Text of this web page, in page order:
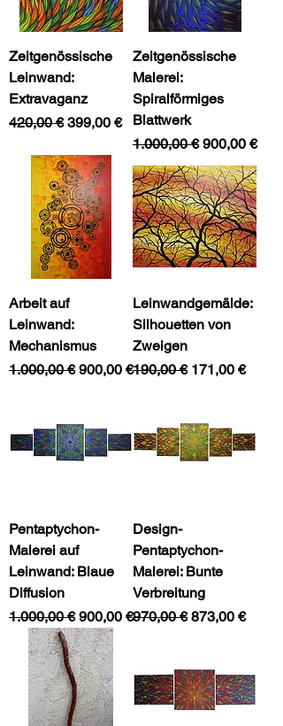
Zeitgenössische
Leinwand:
Extravaganz
Standardpreis
420,00 € Sale-Preis
399,00 €
Zeitgenössische
Malerei:
Spiralförmiges
Blattwerk
Standardpreis
1.000,00 € Sale-Preis
900,00 €
Arbeit auf
Leinwand:
Mechanismus
Standardpreis
1.000,00 € Sale-Preis
900,00 €
Leinwandgemälde:
Silhouetten von
Zweigen
Standardpreis
190,00 € Sale-Preis
171,00 €
Pentaptychon-
Malerei auf
Leinwand: Blaue
Diffusion
Standardpreis
1.000,00 € Sale-Preis
900,00 €
Design-
Pentaptychon-
Malerei: Bunte
Verbreitung
Standardpreis
970,00 € Sale-Preis
873,00 €